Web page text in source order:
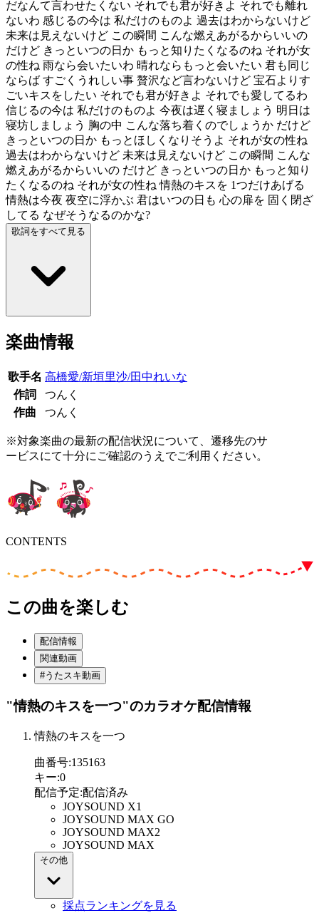
だなんて言わせたくない それでも君が好きよ それでも離れ
ないわ 感じるの今は 私だけのものよ 過去はわからないけど
未来は見えないけど この瞬間 こんな燃えあがるからいいの
だけど きっといつの日か もっと知りたくなるのね それが女
の性ね 雨なら会いたいわ 晴れならもっと会いたい 君も同じ
ならば すごくうれしい事 贅沢など言わないけど 宝石よりす
ごいキスをしたい それでも君が好きよ それでも愛してるわ
信じるの今は 私だけのものよ 今夜は遅く寝ましょう 明日は
寝坊しましょう 胸の中 こんな落ち着くのでしょうか だけど
きっといつの日か もっとほしくなりそうよ それが女の性ね
過去はわからないけど 未来は見えないけど この瞬間 こんな
燃えあがるからいいの だけど きっといつの日か もっと知り
たくなるのね それが女の性ね 情熱のキスを 1つだけあげる
情熱は今夜 夜空に浮かぶ 君はいつの日も 心の扉を 固く閉ざ
してる なぜそうなるのかな?
歌詞をすべて見る
楽曲情報
歌手名 高橋愛/新垣里沙/田中れいな
作詞
つんく
作曲
つんく
※対象楽曲の最新の配信状況について、遷移先のサ
ービスにて十分にご確認のうえでご利用ください。
CONTENTS
この曲を楽しむ
配信情報
関連動画
#うたスキ動画
"情熱のキスを一つ"のカラオケ配信情報
情熱のキスを一つ
曲番号:135163
キー:0
配信予定:配信済み
JOYSOUND X1
JOYSOUND MAX GO
JOYSOUND MAX2
JOYSOUND MAX
その他
採点ランキングを見る